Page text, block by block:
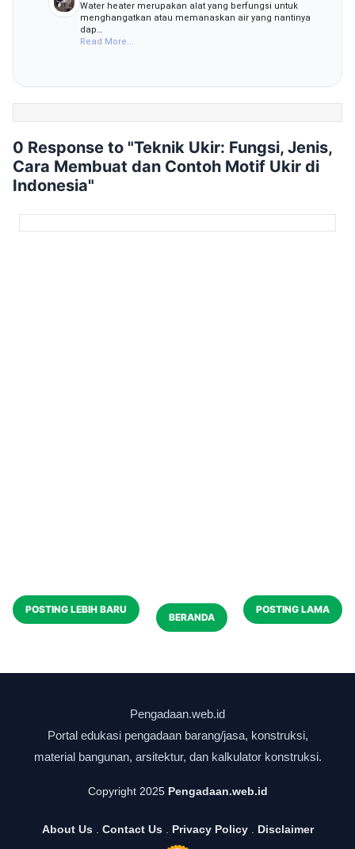
Water heater merupakan alat yang berfungsi untuk
menghangatkan atau memanaskan air yang nantinya
dap…
Read More...
0 Response to "Teknik Ukir: Fungsi, Jenis,
Cara Membuat dan Contoh Motif Ukir di
Indonesia"
POSTING LEBIH BARU POSTING LAMA
BERANDA
Copyright 2025 Pengadaan.web.id
About Us . Contact Us . Privacy Policy. Disclaimer